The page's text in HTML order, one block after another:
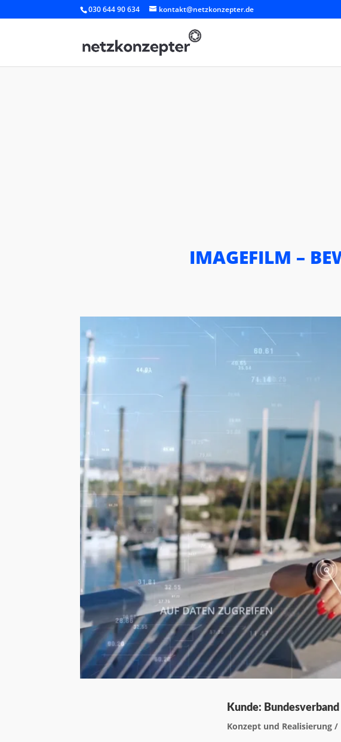
030 644 90 634 kontakt@netzkonzepter.de
IMAGEFILM –
Kunde:
Konzept und Realisierung /